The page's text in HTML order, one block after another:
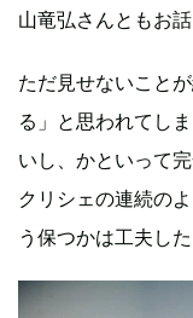
山竜弘さんともお
ただ見せないこと
る」と思われてし
いし、かといって
クリシェの連続の
う保つかは工夫し